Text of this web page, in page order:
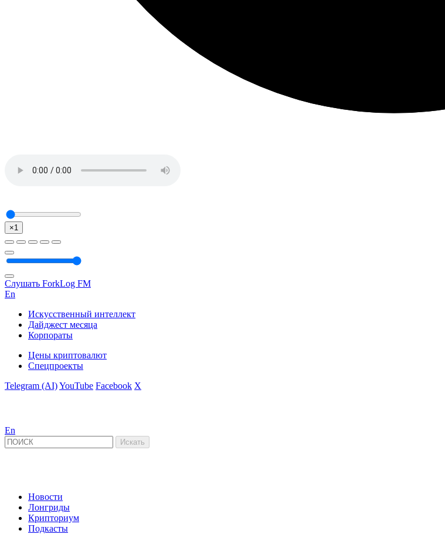
×1
Слушать ForkLog FM
En
Искусственный интеллект
Дайджест месяца
Корпораты
Цены криптовалют
Спецпроекты
Telegram (AI)YouTube Facebook X
En
Новости
Лонгриды
Крипториум
Подкасты